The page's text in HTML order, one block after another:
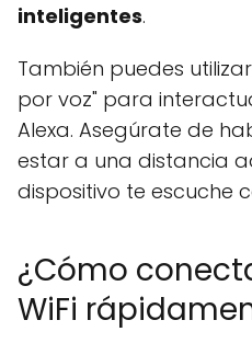
inteligentes.
También puedes
por voz" para
Alexa. Asegúrate de
estar a una distancia
dispositivo te escuche
¿Cómo
WiFi